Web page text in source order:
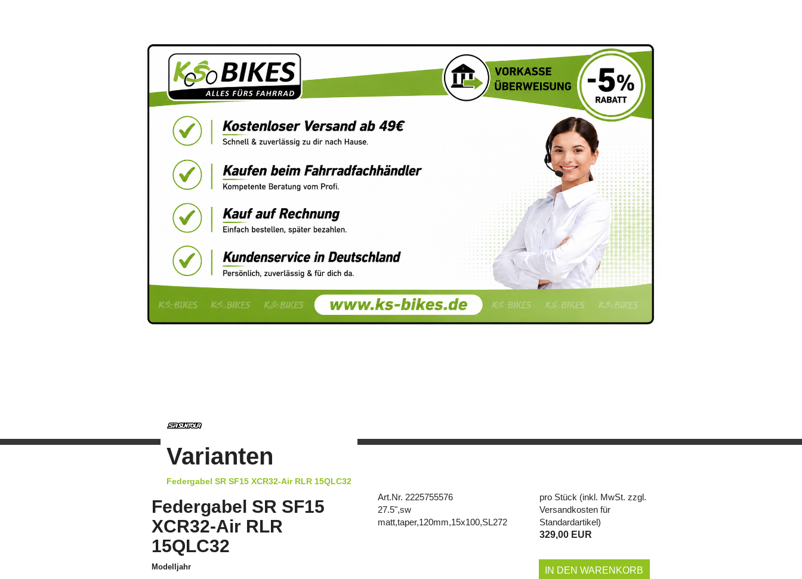
Varianten
Federgabel SR SF15 XCR32-Air RLR 15QLC32
Federgabel SR SF15
XCR32-Air RLR
15QLC32
Modelljahr
Art.Nr. 2225755576
27.5",sw
matt,taper,120mm,15x100,SL272
pro Stück (inkl. MwSt. zzgl.
Versandkosten für
Standardartikel)
329,00 EUR
IN DEN WARENKORB